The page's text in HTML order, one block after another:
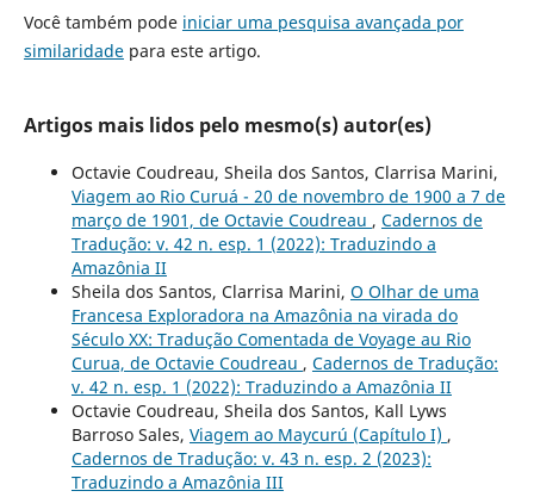
Você também pode iniciar uma pesquisa avançada por
similaridadepara este artigo.
Artigos mais lidos pelo mesmo(s) autor(es)
Octavie Coudreau, Sheila dos Santos, Clarrisa Marini,
Viagem ao Rio Curuá - 20 de novembro de 1900 a 7 de
março de 1901, de Octavie Coudreau , Cadernos de
Tradução: v. 42 n. esp. 1 (2022): Traduzindo a
Amazônia II
Sheila dos Santos, Clarrisa Marini, O Olhar de uma
Francesa Exploradora na Amazônia na virada do
Século XX: Tradução Comentada de Voyage au Rio
Curua, de Octavie Coudreau , Cadernos de Tradução:
v. 42 n. esp. 1 (2022): Traduzindo a Amazônia II
Octavie Coudreau, Sheila dos Santos, Kall Lyws
Barroso Sales, Viagem ao Maycurú (Capítulo I) ,
Cadernos de Tradução: v. 43 n. esp. 2 (2023):
Traduzindo a Amazônia III